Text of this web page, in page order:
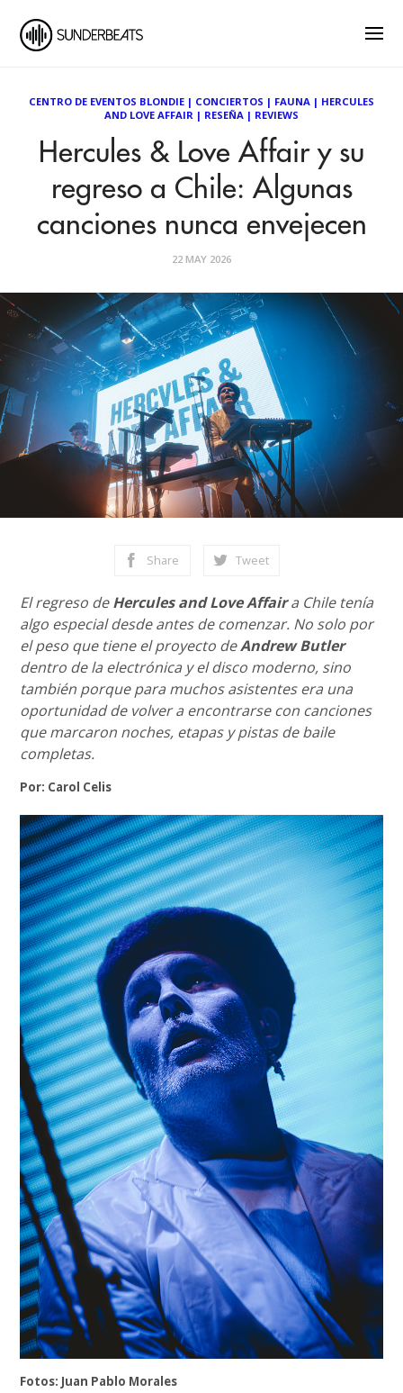
CENTRO DE EVENTOS BLONDIE | CONCIERTOS | FAUNA | HERCULES
AND LOVE AFFAIR | RESEÑA | REVIEWS
Hercules & Love Affair y su
regreso a Chile: Algunas
canciones nunca envejecen
22 MAY 2026
Share Tweet
El regreso deHercules and Love Affaira Chile tenía
algo especial desde antes de comenzar. No solo por
el peso que tiene el proyecto deAndrew Butler
dentro de la electrónica y el disco moderno, sino
también porque para muchos asistentes era una
oportunidad de volver a encontrarse con canciones
que marcaron noches, etapas y pistas de baile
completas.
Por: Carol Celis
Fotos: Juan Pablo Morales